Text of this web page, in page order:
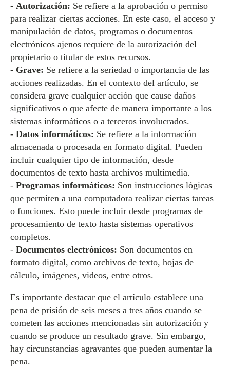
- Autorización: Se refiere a la aprobación o permiso
para realizar ciertas acciones. En este caso, el acceso y
manipulación de datos, programas o documentos
electrónicos ajenos requiere de la autorización del
propietario o titular de estos recursos.
- Grave: Se refiere a la seriedad o importancia de las
acciones realizadas. En el contexto del artículo, se
considera grave cualquier acción que cause daños
significativos o que afecte de manera importante a los
sistemas informáticos o a terceros involucrados.
- Datos informáticos: Se refiere a la información
almacenada o procesada en formato digital. Pueden
incluir cualquier tipo de información, desde
documentos de texto hasta archivos multimedia.
- Programas informáticos: Son instrucciones lógicas
que permiten a una computadora realizar ciertas tareas
o funciones. Esto puede incluir desde programas de
procesamiento de texto hasta sistemas operativos
completos.
- Documentos electrónicos: Son documentos en
formato digital, como archivos de texto, hojas de
cálculo, imágenes, videos, entre otros.
Es importante destacar que el artículo establece una
pena de prisión de seis meses a tres años cuando se
cometen las acciones mencionadas sin autorización y
cuando se produce un resultado grave. Sin embargo,
hay circunstancias agravantes que pueden aumentar la
pena.